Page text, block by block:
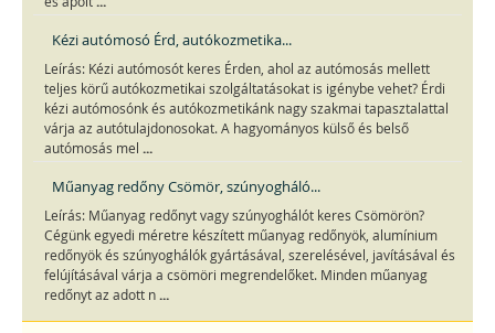
Kézi autómosó Érd, autókozmetika...
Leírás: Kézi autómosót keres Érden, ahol az autómosás mellett
teljes körű autókozmetikai szolgáltatásokat is igénybe vehet? Érdi
kézi autómosónk és autókozmetikánk nagy szakmai tapasztalattal
várja az autótulajdonosokat. A hagyományos külső és belső
autómosás mel ...
Műanyag redőny Csömör, szúnyogháló...
Leírás: Műanyag redőnyt vagy szúnyoghálót keres Csömörön?
Cégünk egyedi méretre készített műanyag redőnyök, alumínium
redőnyök és szúnyoghálók gyártásával, szerelésével, javításával és
felújításával várja a csömöri megrendelőket. Minden műanyag
redőnyt az adott n ...